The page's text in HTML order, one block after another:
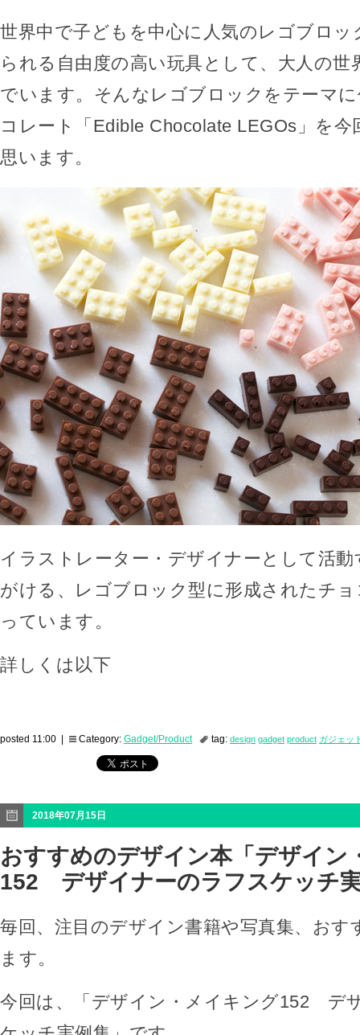
世界中で子どもを中心に人気のレゴブロッ
られる自由度の高い玩具として、大人の世
でいます。そんなレゴブロックをテーマ
コレート「Edible Chocolate LEGOs」を
思います。
イラストレーター・デザイナーとして活動
がける、レゴブロック型に形成されたチ
っています。
詳しくは以下
posted 11:00 | Category: Gadget/Product tag: design gadget product ガジェッ
2018年07月15日
おすすめのデザイン本「デザイン
152 デザイナーのラフスケッチ
毎回、注目のデザイン書籍や写真集、おす
ます。
今回は、「デザイン・メイキング152 デ